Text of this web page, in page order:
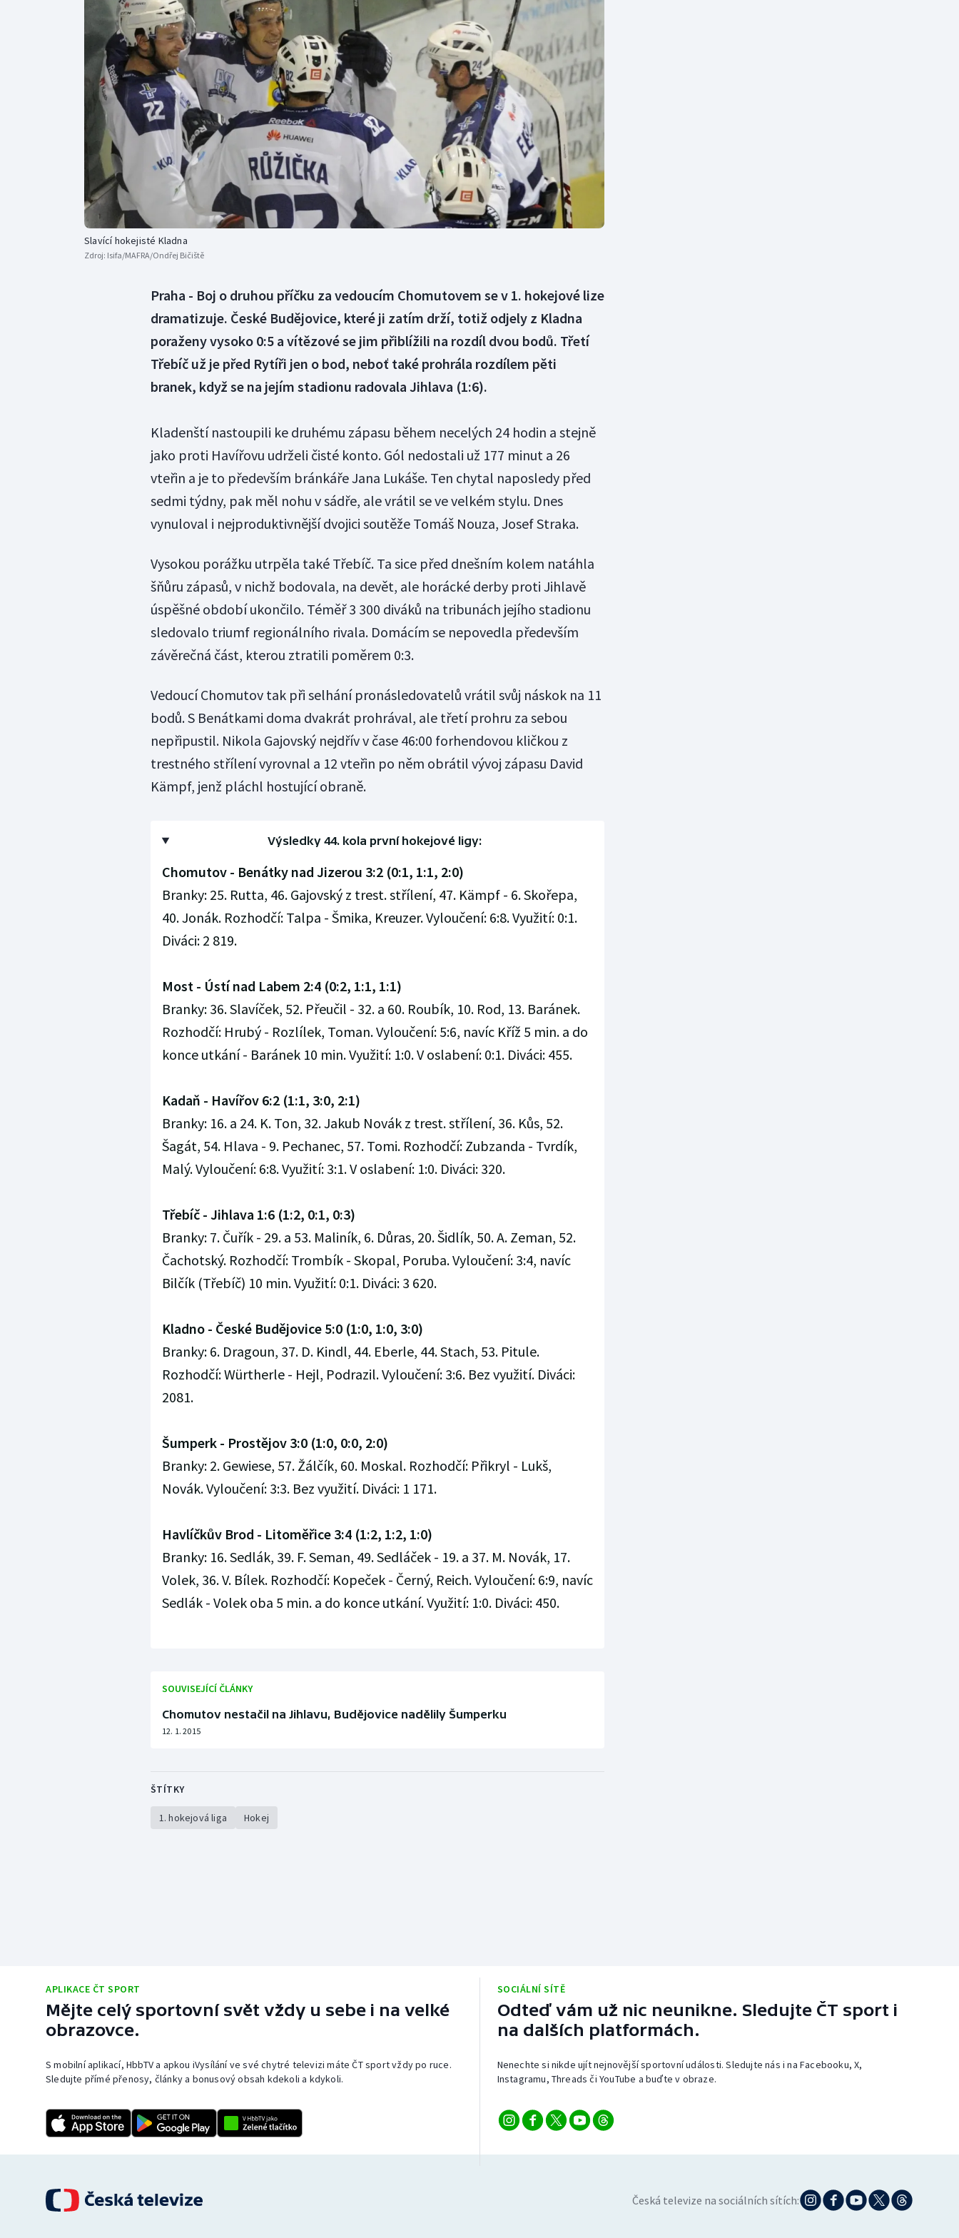
Curling
Dostihy
Florbal
Futsal
Gymnastika
Moderní pětiboj
Motorsport
Olympijské hry
Parasport
Plavání
Plážový volejbal
Triatlon
Veslování
Vodní slalom
Volejbal
Ostatní
Slavící hokejisté Kladna
Zdroj: Isifa/MAFRA/Ondřej Bičiště
Praha - Boj o druhou příčku za vedoucím Chomutovem se v 1. hokejové lize
dramatizuje. České Budějovice, které ji zatím drží, totiž odjely z Kladna
poraženy vysoko 0:5 a vítězové se jim přiblížili na rozdíl dvou bodů. Třetí
Třebíč už je před Rytíři jen o bod, neboť také prohrála rozdílem pěti
branek, když se na jejím stadionu radovala Jihlava (1:6).
Kladenští nastoupili ke druhému zápasu během necelých 24 hodin a stejně
jako proti Havířovu udrželi čisté konto. Gól nedostali už 177 minut a 26
vteřin a je to především bránkáře Jana Lukáše. Ten chytal naposledy před
sedmi týdny, pak měl nohu v sádře, ale vrátil se ve velkém stylu. Dnes
vynuloval i nejproduktivnější dvojici soutěže Tomáš Nouza, Josef Straka.
Vysokou porážku utrpěla také Třebíč. Ta sice před dnešním kolem natáhla
šňůru zápasů, v nichž bodovala, na devět, ale horácké derby proti Jihlavě
úspěšné období ukončilo. Téměř 3 300 diváků na tribunách jejího stadionu
sledovalo triumf regionálního rivala. Domácím se nepovedla především
závěrečná část, kterou ztratili poměrem 0:3.
Vedoucí Chomutov tak při selhání pronásledovatelů vrátil svůj náskok na 11
bodů. S Benátkami doma dvakrát prohrával, ale třetí prohru za sebou
nepřipustil. Nikola Gajovský nejdřív v čase 46:00 forhendovou kličkou z
trestného střílení vyrovnal a 12 vteřin po něm obrátil vývoj zápasu David
Kämpf, jenž pláchl hostující obraně.
Výsledky 44. kola první hokejové ligy:
Chomutov - Benátky nad Jizerou 3:2 (0:1, 1:1, 2:0)
Branky: 25. Rutta, 46. Gajovský z trest. střílení, 47. Kämpf - 6. Skořepa,
40. Jonák. Rozhodčí: Talpa - Šmika, Kreuzer. Vyloučení: 6:8. Využití: 0:1.
Diváci: 2 819.
Most - Ústí nad Labem 2:4 (0:2, 1:1, 1:1)
Branky: 36. Slavíček, 52. Přeučil - 32. a 60. Roubík, 10. Rod, 13. Baránek.
Rozhodčí: Hrubý - Rozlílek, Toman. Vyloučení: 5:6, navíc Kříž 5 min. a do
konce utkání - Baránek 10 min. Využití: 1:0. V oslabení: 0:1. Diváci: 455.
Kadaň - Havířov 6:2 (1:1, 3:0, 2:1)
Branky: 16. a 24. K. Ton, 32. Jakub Novák z trest. střílení, 36. Kůs, 52.
Šagát, 54. Hlava - 9. Pechanec, 57. Tomi. Rozhodčí: Zubzanda - Tvrdík,
Malý. Vyloučení: 6:8. Využití: 3:1. V oslabení: 1:0. Diváci: 320.
Třebíč - Jihlava 1:6 (1:2, 0:1, 0:3)
Branky: 7. Čuřík - 29. a 53. Maliník, 6. Důras, 20. Šidlík, 50. A. Zeman, 52.
Čachotský. Rozhodčí: Trombík - Skopal, Poruba. Vyloučení: 3:4, navíc
Bilčík (Třebíč) 10 min. Využití: 0:1. Diváci: 3 620.
Kladno - České Budějovice 5:0 (1:0, 1:0, 3:0)
Branky: 6. Dragoun, 37. D. Kindl, 44. Eberle, 44. Stach, 53. Pitule.
Rozhodčí: Würtherle - Hejl, Podrazil. Vyloučení: 3:6. Bez využití. Diváci:
2081.
Šumperk - Prostějov 3:0 (1:0, 0:0, 2:0)
Branky: 2. Gewiese, 57. Žálčík, 60. Moskal. Rozhodčí: Přikryl - Lukš,
Novák. Vyloučení: 3:3. Bez využití. Diváci: 1 171.
Havlíčkův Brod - Litoměřice 3:4 (1:2, 1:2, 1:0)
Branky: 16. Sedlák, 39. F. Seman, 49. Sedláček - 19. a 37. M. Novák, 17.
Volek, 36. V. Bílek. Rozhodčí: Kopeček - Černý, Reich. Vyloučení: 6:9, navíc
Sedlák - Volek oba 5 min. a do konce utkání. Využití: 1:0. Diváci: 450.
SOUVISEJÍCÍ ČLÁNKY
Chomutov nestačil na Jihlavu, Budějovice nadělily Šumperku
12. 1. 2015
ŠTÍTKY
1. hokejová liga Hokej
APLIKACE ČT SPORT
Mějte celý sportovní svět vždy u sebe i na velké
obrazovce.
S mobilní aplikací, HbbTV a apkou iVysílání ve své chytré televizi máte ČT sport vždy po ruce.
Sledujte přímé přenosy, články a bonusový obsah kdekoli a kdykoli.
SOCIÁLNÍ SÍTĚ
Odteď vám už nic neunikne. Sledujte ČT sport i
na dalších platformách.
Nenechte si nikde ujít nejnovější sportovní události. Sledujte nás i na Facebooku, X,
Instagramu, Threads či YouTube a buďte v obraze.
Česká televize na sociálních sítích: